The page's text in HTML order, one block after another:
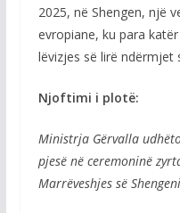
2025, në Shengen, një
evropiane, ku para
lëvizjes së lirë ndërmjet
Njoftimi i plotë:
Ministrja Gërvalla
pjesë në ceremoninë
Marrëveshjes së